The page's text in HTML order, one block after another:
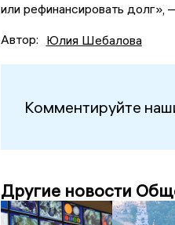
или рефинансировать долг»,
Автор: Юлия Шебалова
Комментируйте
Другие новости